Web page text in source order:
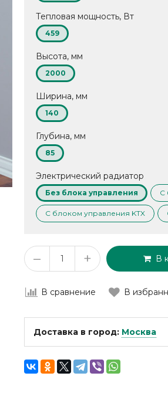
Тепловая мощность, Вт
459
Высота, мм
2000
Ширина, мм
140
Глубина, мм
85
Электрический радиатор
Без блока управления С
С блоком управления KTX
– + В
В сравнение В
Доставка в город: Москва